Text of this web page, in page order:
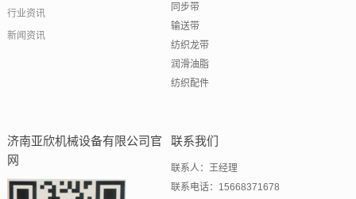
行业资讯
新闻资讯
同步带
输送带
纺织龙带
润滑油脂
纺织配件
济南亚欣机械设备有限公司官
网
联系我们
联系人：王经理
联系电话：15668371678